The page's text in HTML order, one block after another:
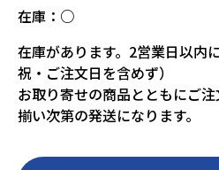
在庫： ○
在庫があります。2営業日以内
祝・ご注文日を含めず）
お取り寄せの商品とともにご
揃い次第の発送になります。